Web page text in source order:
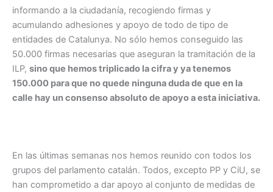
informando a la ciudadanía, recogiendo firmas y
acumulando adhesiones y apoyo de todo de tipo de
entidades de Catalunya. No sólo hemos conseguido las
50.000 firmas necesarias que aseguran la tramitación de la
ILP, sino que hemos triplicado la cifra y ya tenemos
150.000 para que no quede ninguna duda de que en la
calle hay un consenso absoluto de apoyo a esta iniciativa.
En las últimas semanas nos hemos reunido con todos los
grupos del parlamento catalán. Todos, excepto PP y CiU, se
han comprometido a dar apoyo al conjunto de medidas de